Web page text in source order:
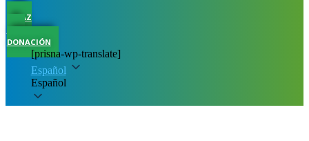
HAZ
UNA
DONACIÓN
[prisna-wp-translate]
Español
Español